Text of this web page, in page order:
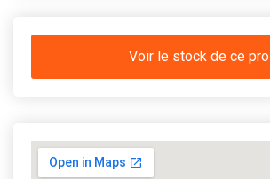
Voir le stock de ce pro